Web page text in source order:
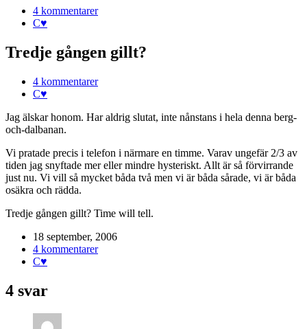
4 kommentarer
C♥
Tredje gången gillt?
4 kommentarer
C♥
Jag älskar honom. Har aldrig slutat, inte nånstans i hela denna berg-
och-dalbanan.
Vi pratade precis i telefon i närmare en timme. Varav ungefär 2/3 av
tiden jag snyftade mer eller mindre hysteriskt. Allt är så förvirrande
just nu. Vi vill så mycket båda två men vi är båda sårade, vi är båda
osäkra och rädda.
Tredje gången gillt? Time will tell.
18 september, 2006
4 kommentarer
C♥
4 svar